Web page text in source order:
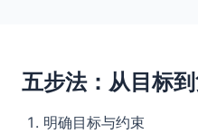
五步法：从目标
明确目标与约束